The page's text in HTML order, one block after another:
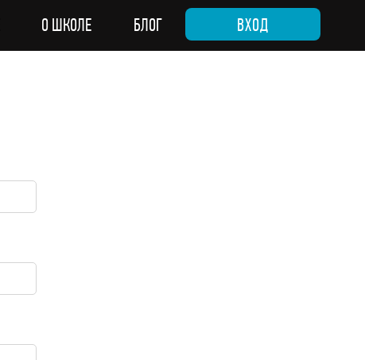
О ШКОЛЕ БЛОГ ВХОД